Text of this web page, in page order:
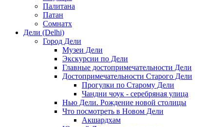
Палитана
Патан
Сомнатх
Дели (Delhi)
Город Дели
Музеи Дели
Экскурсии по Дели
Главные достопримечательности Дели
Достопримечательности Старого Дели
Прогулки по Старому Дели
Чандни чоук - серебряная улица
Нью Дели. Рождение новой столицы
Что посмотреть в Новом Дели
Акшардхам